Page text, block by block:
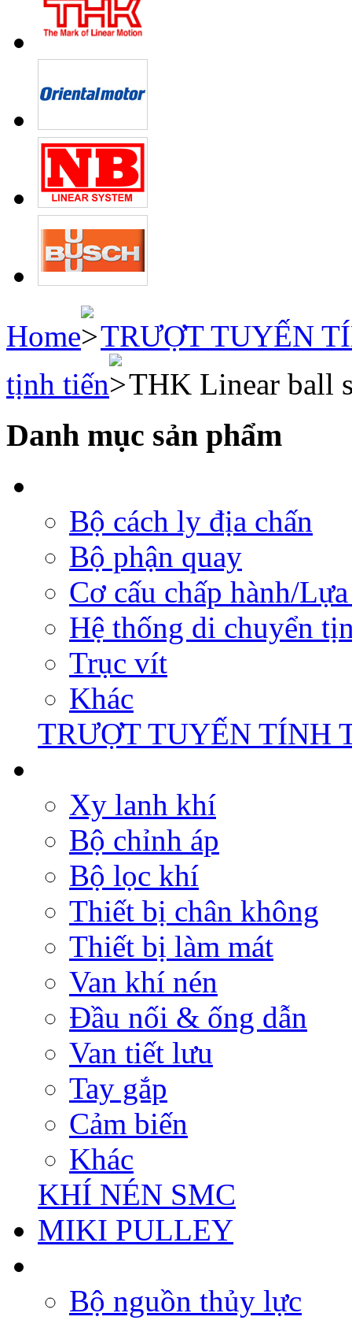
Home
TRƯỢT TUYẾN
tịnh tiến
THK Linear ball
Danh mục sản phẩm
Bộ cách ly địa chấn
Bộ phận quay
Cơ cấu chấp hành/
Hệ thống di chuyển
Trục vít
Khác
TRƯỢT TUYẾN TÍNH
Xy lanh khí
Bộ chỉnh áp
Bộ lọc khí
Thiết bị chân không
Thiết bị làm mát
Van khí nén
Đầu nối & ống dẫn
Van tiết lưu
Tay gắp
Cảm biến
Khác
KHÍ NÉN SMC
MIKI PULLEY
Bộ nguồn thủy lực